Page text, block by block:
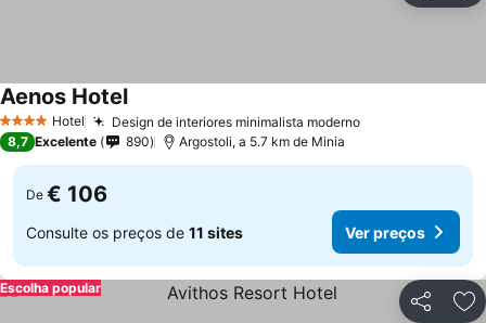
4 EstrelasHotel Design de interiores minimalista modernoVer preços
Aenos HotelVer preços
8,7 Excelente 890 Argostoli, a 5.7 km de Minia
De € 106
Consulte os preços de 11 sites Ver preços
Partilhar
Escolha popular